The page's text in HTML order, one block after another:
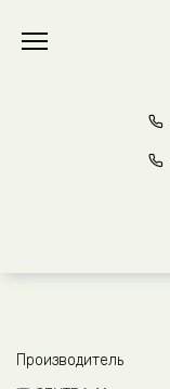
содержанию
Производитель